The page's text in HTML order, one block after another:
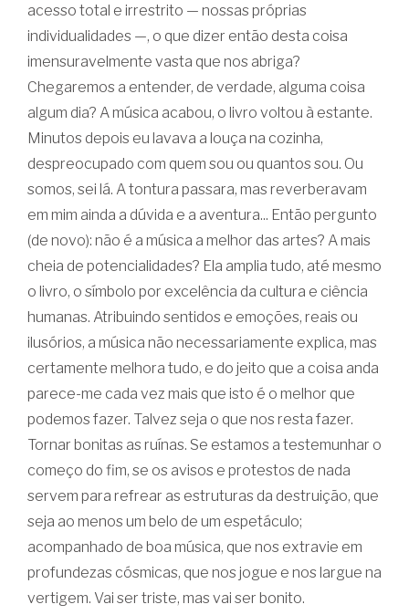
acesso total e irrestrito — nossas próprias
individualidades —, o que dizer então desta coisa
imensuravelmente vasta que nos abriga?
Chegaremos a entender, de verdade, alguma coisa
algum dia? A música acabou, o livro voltou à estante.
Minutos depois eu lavava a louça na cozinha,
despreocupado com quem sou ou quantos sou. Ou
somos, sei lá. A tontura passara, mas reverberavam
em mim ainda a dúvida e a aventura... Então pergunto
(de novo): não é a música a melhor das artes? A mais
cheia de potencialidades? Ela amplia tudo, até mesmo
o livro, o símbolo por excelência da cultura e ciência
humanas. Atribuindo sentidos e emoções, reais ou
ilusórios, a música não necessariamente explica, mas
certamente melhora tudo, e do jeito que a coisa anda
parece-me cada vez mais que isto é o melhor que
podemos fazer. Talvez seja o que nos resta fazer.
Tornar bonitas as ruínas. Se estamos a testemunhar o
começo do fim, se os avisos e protestos de nada
servem para refrear as estruturas da destruição, que
seja ao menos um belo de um espetáculo;
acompanhado de boa música, que nos extravie em
profundezas cósmicas, que nos jogue e nos largue na
vertigem. Vai ser triste, mas vai ser bonito.